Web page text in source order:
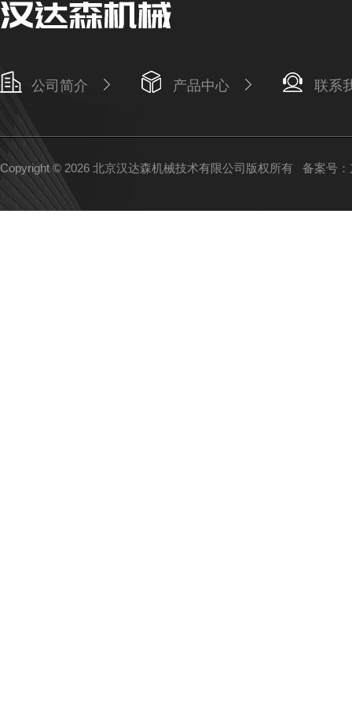
公司简介 产品中心 联系
Copyright © 2026 北京汉达森机械技术有限公司版权所有 备案号：